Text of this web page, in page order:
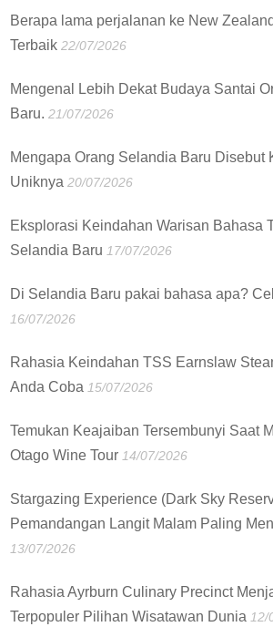
Berapa lama perjalanan ke New
Terbaik 22/07/2026
Mengenal Lebih Dekat Budaya Santai
Baru. 21/07/2026
Mengapa Orang Selandia Baru Disebut
Uniknya 20/07/2026
Eksplorasi Keindahan Warisan Bahasa
Selandia Baru 17/07/2026
Di Selandia Baru pakai bahasa apa?
16/07/2026
Rahasia Keindahan TSS Earnslaw
Anda Coba 15/07/2026
Temukan Keajaiban Tersembunyi Saat
Otago Wine Tour 14/07/2026
Stargazing Experience (Dark Sky
Pemandangan Langit Malam Paling
13/07/2026
Rahasia Ayrburn Culinary Precinct
Terpopuler Pilihan Wisatawan Dunia 12/